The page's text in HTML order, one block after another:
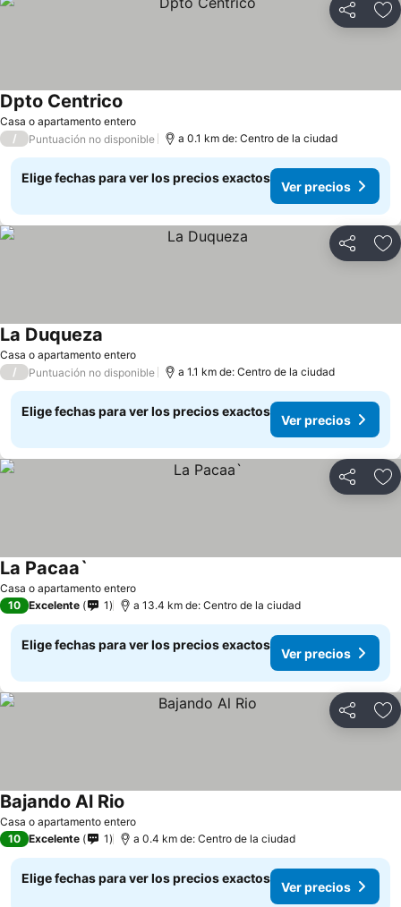
Compartir
Casa o apartamento entero
Dpto Centrico
/ Puntuación no disponible a 0.1 km de: Centro de la ciudad
Elige fechas para ver los precios exactos
Ver precios
Compartir
Casa o apartamento entero
La Duqueza
/ Puntuación no disponible a 1.1 km de: Centro de la ciudad
Elige fechas para ver los precios exactos
Ver precios
Compartir
Casa o apartamento entero
La Pacaa`
10 Excelente 1 a 13.4 km de: Centro de la ciudad
Elige fechas para ver los precios exactos
Ver precios
Compartir
Casa o apartamento entero
Bajando Al Rio
10 Excelente 1 a 0.4 km de: Centro de la ciudad
Elige fechas para ver los precios exactos
Ver precios